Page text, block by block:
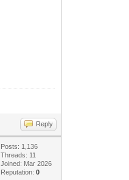
Reply
Posts: 1,136
Threads: 11
Joined: Mar 2026
Reputation:0